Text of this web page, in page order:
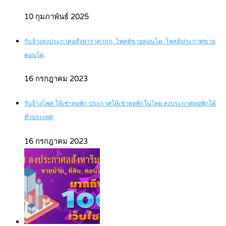
10 กุมภาพันธ์ 2025
รับจ้างลงประกาศอสังหาราคาถูก, โพสต์ขายคอนโด, โพสต์ประกาศขาย
คอนโด
16 กรกฎาคม 2023
รับจ้างโพส ให้เช่าหอพัก ประกาศให้เช่าหอพักในไทย ลงประกาศหอพักได้
ทั่วประเทศ
16 กรกฎาคม 2023